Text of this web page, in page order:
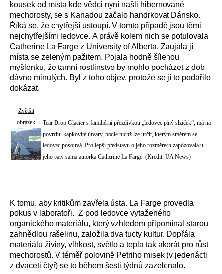
kousek od místa kde vědci nyní našli hibernované
mechorosty, se s Kanadou začalo handrkovat Dánsko.
Říká se, že chytřejší ustoupí. V tomto případě jsou těmi
nejchytřejšími ledovce. A právě kolem nich se potulovala
Catherine La Farge z University of Alberta. Zaujala jí
místa se zeleným pažitem. Pojala hodně šílenou
myšlenku, že tamní rostlinstvo by mohlo pocházet z dob
dávno minulých. Byl z toho objev, protože se jí to podařilo
dokázat.
Zvětšit
obrázek
Tear Drop Glacier s familiérní přezdívkou „ledovec plný slziček“, má na
povrchu kapkovité útvary, podle nichž lze určit, kterým směrem se
ledovec posouvá. Pro lepší představu o jeho rozměrech zapózovala u
jeho paty sama autorka Catherine La Farge. (Kredit: UA News)
K tomu, aby kritikům zavřela ústa, La Farge provedla
pokus v laboratoři. Z pod ledovce vytaženého
organického materiálu, který vzhledem připomínal starou
zahnědlou rašelinu, založila dva tucty kultur. Dopřála
materiálu živiny, vlhkost, světlo a tepla tak akorát pro růst
mechorostů. V téměř polovině Petriho misek (v jedenácti
z dvaceti čtyř) se to během šesti týdnů zazelenalo.